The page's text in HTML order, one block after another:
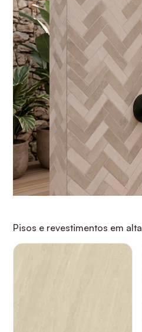
Pisos e revestimentos em alta